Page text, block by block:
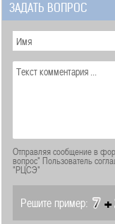
ЗАДАТЬ ВОПРОС
Отправляя сообщение в
вопрос" Пользователь
"РЦСЭ"
Решите пример: +